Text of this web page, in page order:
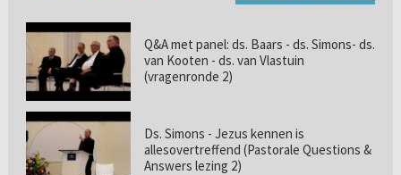
Q&A met panel: ds. Baars - ds. Simons- ds.
van Kooten - ds. van Vlastuin
(vragenronde 2)
Ds. Simons - Jezus kennen is
allesovertreffend (Pastorale Questions &
Answers lezing 2)